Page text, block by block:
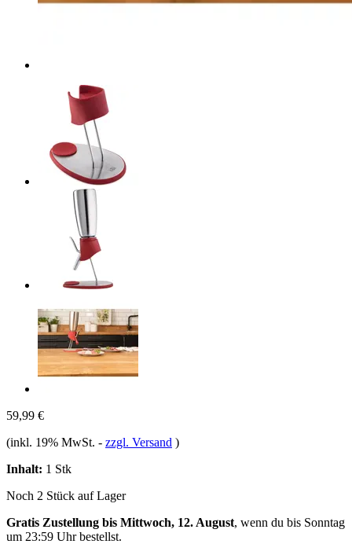
59,99 €
(inkl. 19% MwSt. - zzgl. Versand )
Inhalt: 1 Stk
Noch 2 Stück auf Lager
Gratis Zustellung bis Mittwoch, 12. August, wenn du bis Sonntag
um 23:59 Uhrbestellst.